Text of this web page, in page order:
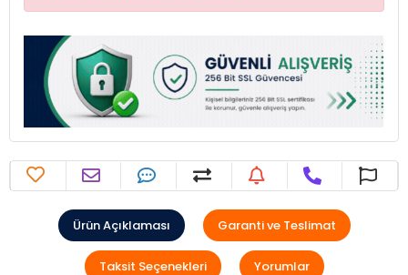
Ürün Açıklaması Garanti ve Teslimat
Taksit Seçenekleri Yorumlar